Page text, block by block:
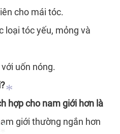
*
cho mái tóc.
loại tóc yếu, mỏng và
uốn nóng.
hợp cho nam giới hơn là
giới thường ngắn hơn